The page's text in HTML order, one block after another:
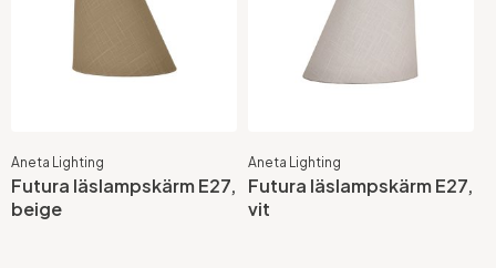
Aneta Lighting
Futura läslampskärm E27,
beige
Aneta Lighting
Futura läslampskärm E27,
vit